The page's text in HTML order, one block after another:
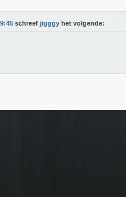
schreef jigggy het volgende: